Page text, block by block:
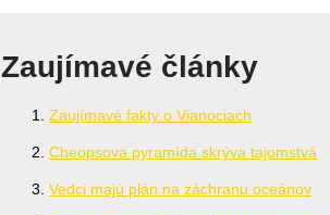
Zaujímavé články
Zaujímavé fakty o Vianociach
Cheopsova pyramída skrýva tajomstvá
Vedci majú plán na záchranu oceánov